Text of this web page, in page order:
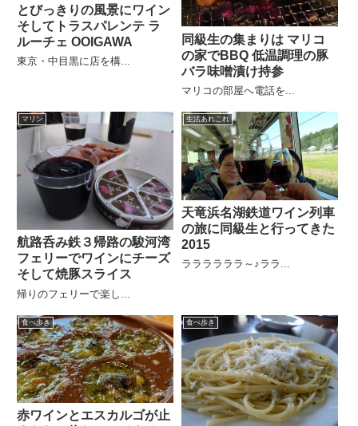
とびっきりの風景にワイン
そしてトラスパレンテ ラ
ルーチェ OOIGAWA
東京・中目黒に店を構...
同級生の集まりは マリコ
の家でBBQ 低温調理の豚
バラ味噌漬け持参
マリコの部屋へ電話を...
マリン
航路呑み鉄３帰路の駿河湾
フェリーでワインにチーズ
そして焼豚スライス
帰りのフェリーで楽し...
生活あれこれ
天竜浜名湖鉄道ワイン列車
の旅に同級生と行ってきた
2015
ララララララ～♪ララ...
食べ歩き
赤ワインとエスカルゴが止
食べ歩き